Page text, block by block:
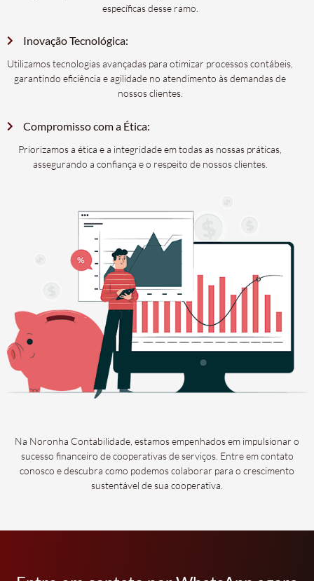
específicas desse ramo.
Inovação Tecnológica:
Utilizamos tecnologias avançadas para otimizar processos contábeis,
garantindo eficiência e agilidade no atendimento às demandas de
nossos clientes.
Compromisso com a Ética:
Priorizamos a ética e a integridade em todas as nossas práticas,
assegurando a confiança e o respeito de nossos clientes.
Na Noronha Contabilidade, estamos empenhados em impulsionar o
sucesso financeiro de cooperativas de serviços. Entre em contato
conosco e descubra como podemos colaborar para o crescimento
sustentável de sua cooperativa.